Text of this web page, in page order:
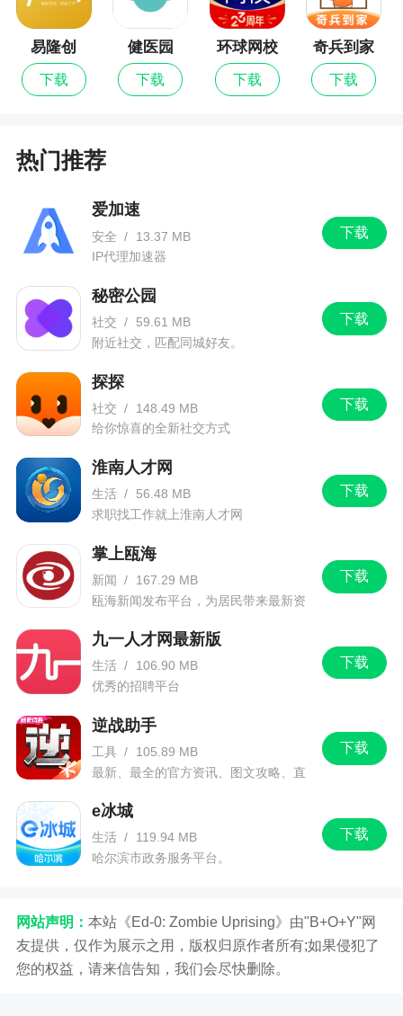
易隆创
下载
健医园
下载
环球网校
下载
奇兵到家
下载
热门推荐
下载
爱加速
安全 /
13.37 MB
IP代理加速器
下载
秘密公园
社交 /
59.61 MB
附近社交，匹配同城好友。
下载
探探
社交 /
148.49 MB
给你惊喜的全新社交方式
下载
淮南人才网
生活 /
56.48 MB
求职找工作就上淮南人才网
下载
掌上瓯海
新闻 /
167.29 MB
瓯海新闻发布平台，为居民带来最新资
下载
九一人才网最新版
生活 /
106.90 MB
优秀的招聘平台
下载
逆战助手
工具 /
105.89 MB
最新、最全的官方资讯、图文攻略、直
下载
e冰城
生活 /
119.94 MB
哈尔滨市政务服务平台。
网站声明： 本站《Ed-0: Zombie Uprising》由"B+O+Y"网
友提供，仅作为展示之用，版权归原作者所有;如果侵犯了
您的权益，请来信告知，我们会尽快删除。